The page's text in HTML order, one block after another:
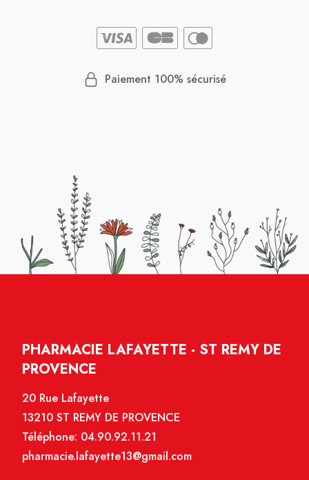
Paiement 100% sécurisé
PHARMACIE LAFAYETTE - ST REMY DE
PROVENCE
20 Rue Lafayette
13210 ST REMY DE PROVENCE
Téléphone: 04.90.92.11.21
pharmacie.lafayette13@gmail.com